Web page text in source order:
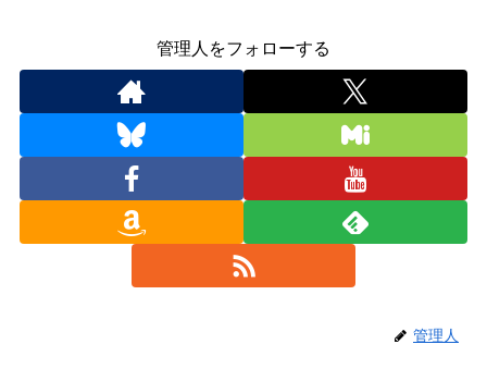
管理人をフォローする
管理人